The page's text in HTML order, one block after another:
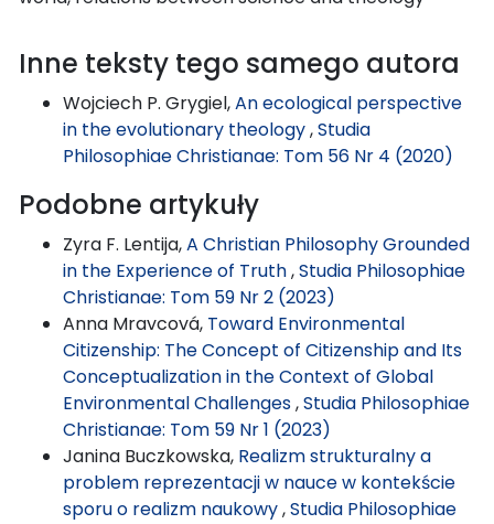
Inne teksty tego samego autora
Wojciech P. Grygiel,An ecological perspective
in the evolutionary theology,Studia
Philosophiae Christianae: Tom 56 Nr 4 (2020)
Podobne artykuły
Zyra F. Lentija,A Christian Philosophy Grounded
in the Experience of Truth,Studia Philosophiae
Christianae: Tom 59 Nr 2 (2023)
Anna Mravcová, Toward Environmental
Citizenship: The Concept of Citizenship and Its
Conceptualization in the Context of Global
Environmental Challenges,Studia Philosophiae
Christianae: Tom 59 Nr 1 (2023)
Janina Buczkowska, Realizm strukturalny a
problem reprezentacji w nauce w kontekście
sporu o realizm naukowy,Studia Philosophiae